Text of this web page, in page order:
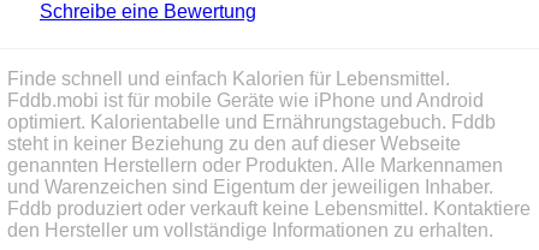
Schreibe eine Bewertung
Finde schnell und einfach Kalorien für Lebensmittel.
Fddb.mobi ist für mobile Geräte wie iPhone und Android
optimiert. Kalorientabelle und Ernährungstagebuch. Fddb
steht in keiner Beziehung zu den auf dieser Webseite
genannten Herstellern oder Produkten. Alle Markennamen
und Warenzeichen sind Eigentum der jeweiligen Inhaber.
Fddb produziert oder verkauft keine Lebensmittel. Kontaktiere
den Hersteller um vollständige Informationen zu erhalten.